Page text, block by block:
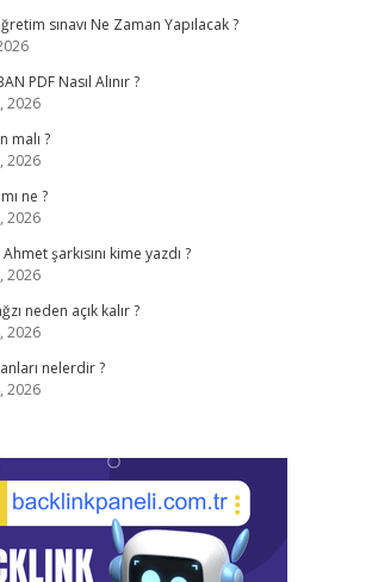
sınavı Ne Zaman Yapılacak ?
PDF Nasıl Alınır ?
2026
malı ?
2026
ne ?
2026
şarkısını kime yazdı ?
2026
neden açık kalır ?
2026
nelerdir ?
2026